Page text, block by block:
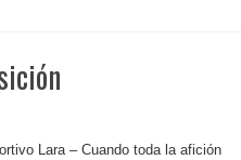
Lara – Cuando toda la afición